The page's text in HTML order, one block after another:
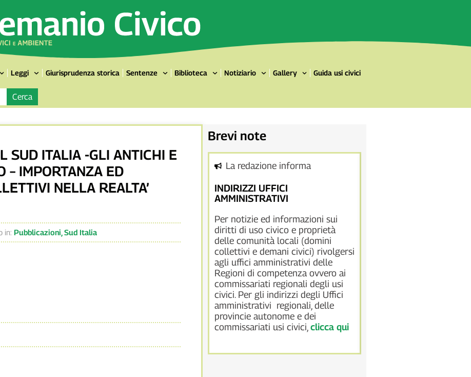
Leggi Giurisprudenza storica Sentenze Biblioteca Notiziario Gallery Guida usi civici
Cerca
SUD ITALIA -GLI ANTICHI E
– IMPORTANZA ED
NELLA REALTA’
in: Pubblicazioni, Sud Italia
Brevi note
La redazione informa
INDIRIZZI UFFICI
AMMINISTRATIVI
Per notizie ed informazioni sui
diritti di uso civico e proprietà
delle comunità locali (domini
collettivi e demani civici) rivolgersi
agli uffici amministrativi delle
Regioni di competenza ovvero ai
commissariati regionali degli usi
civici. Per gli indirizzi degli Uffici
amministrativi regionali, delle
provincie autonome e dei
commissariati usi civici,clicca qui